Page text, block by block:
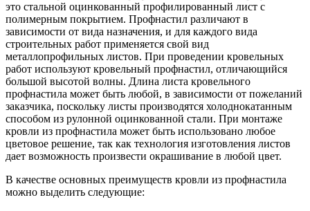
это стальной оцинкованный профилированный лист с
полимерным покрытием. Профнастил различают в
зависимости от вида назначения, и для каждого вида
строительных работ применяется свой вид
металлопрофильных листов. При проведении кровельных
работ используют кровельный профнастил, отличающийся
большой высотой волны. Длина листа кровельного
профнастила может быть любой, в зависимости от пожеланий
заказчика, поскольку листы производятся холоднокатанным
способом из рулонной оцинкованной стали. При монтаже
кровли из профнастила может быть использовано любое
цветовое решение, так как технология изготовления листов
дает возможность произвести окрашивание в любой цвет.
В качестве основных преимуществ кровли из профнастила
можно выделить следующие: